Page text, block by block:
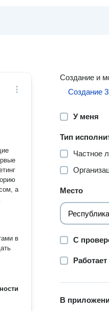
а
в
Создание и
Создание
У меня
Тип
Частное
Место
С
В